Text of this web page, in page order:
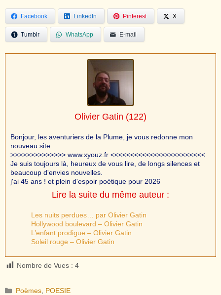
Facebook LinkedIn Pinterest X
Tumblr WhatsApp E-mail
Olivier Gatin (122)
Bonjour, les aventuriers de la Plume, je vous redonne mon
nouveau site
>>>>>>>>>>>>>> www.xyouz.fr <<<<<<<<<<<<<<<<<<<<<<<<
Je suis toujours là, heureux de vous lire, de longs silences et
beaucoup d'envies nouvelles.
j'ai 45 ans ! et plein d'espoir poétique pour 2026
Lire la suite du même auteur :
Les nuits perdues… par Olivier Gatin
Hollywood boulevard – Olivier Gatin
L’enfant prodigue – Olivier Gatin
Soleil rouge – Olivier Gatin
Nombre de Vues : 4
Catégories
Poèmes POESIE